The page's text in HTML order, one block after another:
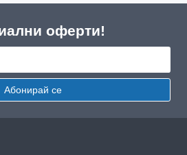
оферти!
Абонирай се